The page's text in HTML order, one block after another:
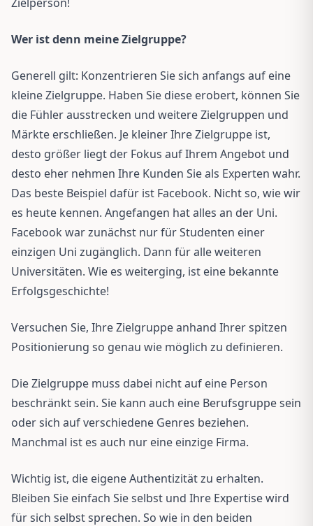
Wer ist denn meine Zielgruppe?
Generell gilt: Konzentrieren Sie sich anfangs auf eine
kleine Zielgruppe. Haben Sie diese erobert, können Sie
die Fühler ausstrecken und weitere Zielgruppen und
Märkte erschließen. Je kleiner Ihre Zielgruppe ist,
desto größer liegt der Fokus auf Ihrem Angebot und
desto eher nehmen Ihre Kunden Sie als Experten wahr.
Das beste Beispiel dafür ist Facebook. Nicht so, wie wir
es heute kennen. Angefangen hat alles an der Uni.
Facebook war zunächst nur für Studenten einer
einzigen Uni zugänglich. Dann für alle weiteren
Universitäten. Wie es weiterging, ist eine bekannte
Erfolgsgeschichte!
Versuchen Sie, Ihre Zielgruppe anhand Ihrer spitzen
Positionierung so genau wie möglich zu definieren.
Die Zielgruppe muss dabei nicht auf eine Person
beschränkt sein. Sie kann auch eine Berufsgruppe sein
oder sich auf verschiedene Genres beziehen.
Manchmal ist es auch nur eine einzige Firma.
Wichtig ist, die eigene Authentizität zu erhalten.
Bleiben Sie einfach Sie selbst und Ihre Expertise wird
für sich selbst sprechen. So wie in den beiden